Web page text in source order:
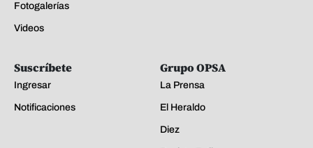
Fotogalerías
Videos
Suscríbete
Ingresar
Notificaciones
Grupo OPSA
La Prensa
El Heraldo
Diez